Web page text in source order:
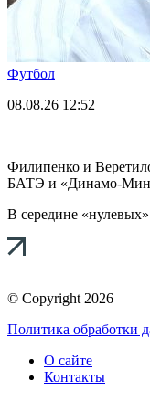
Футбол
08.08.26 12:52
Филипенко и
БАТЭ и «Динамо-
В середине
© Copyright 2026
Политика обработки
О сайте
Контакты